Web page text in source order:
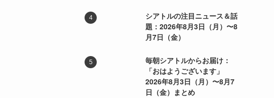
シアトルの注目ニュース＆話
題：2026年8月3日（月）〜8
月7日（金）
毎朝シアトルからお届け：
「おはようございます」
2026年8月3日（月）〜8月7
日（金）まとめ